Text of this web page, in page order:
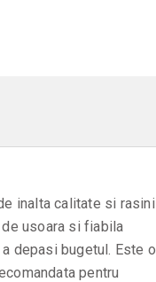
inalta calitate si rasini
usoara si fiabila
depasi bugetul. Este o
pentru